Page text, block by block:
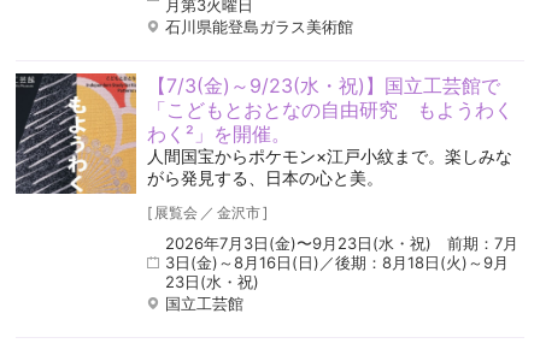
月第3火曜日
石川県能登島ガラス美術館
【7/3(金)～9/23(水・祝)】国立工芸館で
「こどもとおとなの自由研究 もようわく
わく²」を開催。
人間国宝からポケモン×江戸小紋まで。楽しみな
がら発見する、日本の心と美。
[ 展覧会 ／ 金沢市]
2026年7月3日(金)〜9月23日(水・祝) 前期：7月
3日(金)～8月16日(日)／後期：8月18日(火)～9月
23日(水・祝)
国立工芸館